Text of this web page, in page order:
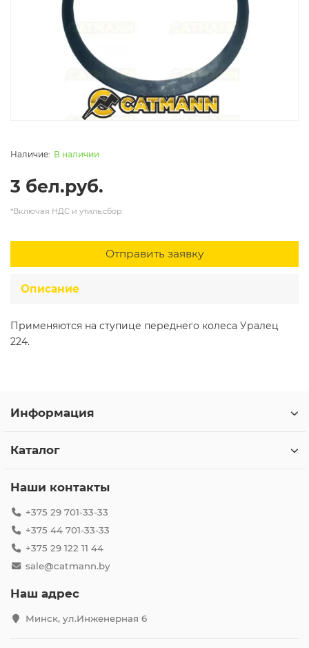
В наличии
3 бел.руб.
*Включая НДС и утиль.сбор
Отправить заявку
Описание
Применяются на ступице переднего колеса Уралец
224.
Информация
Каталог
Наши контакты
+375 29 701-33-33
+375 44 701-33-33
+375 29 122 11 44
sale@catmann.by
Наш адрес
Минск, ул.Инженерная 6